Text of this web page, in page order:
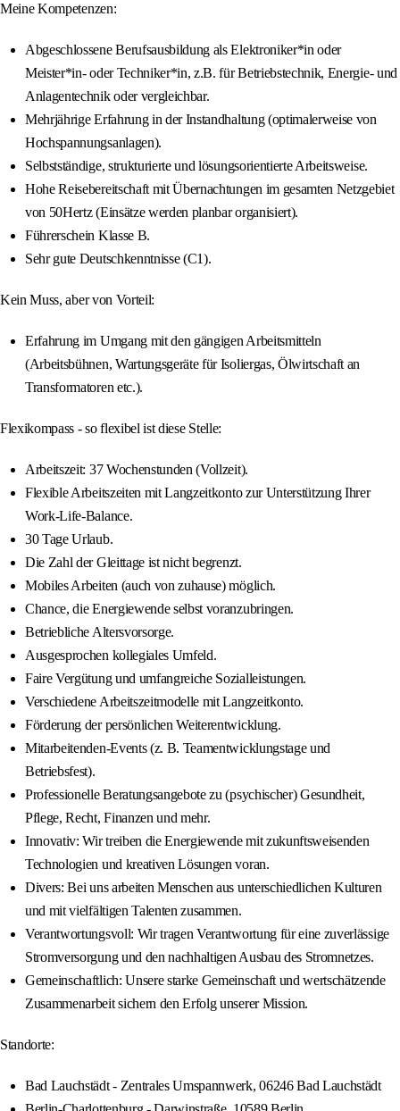
Meine Kompetenzen:
Abgeschlossene Berufsausbildung als Elektroniker*in oder
Meister*in- oder Techniker*in, z.B. für Betriebstechnik, Energie- und
Anlagentechnik oder vergleichbar.
Mehrjährige Erfahrung in der Instandhaltung (optimalerweise von
Hochspannungsanlagen).
Selbstständige, strukturierte und lösungsorientierte Arbeitsweise.
Hohe Reisebereitschaft mit Übernachtungen im gesamten Netzgebiet
von 50Hertz (Einsätze werden planbar organisiert).
Führerschein Klasse B.
Sehr gute Deutschkenntnisse (C1).
Kein Muss, aber von Vorteil:
Erfahrung im Umgang mit den gängigen Arbeitsmitteln
(Arbeitsbühnen, Wartungsgeräte für Isoliergas, Ölwirtschaft an
Transformatoren etc.).
Flexikompass - so flexibel ist diese Stelle:
Arbeitszeit: 37 Wochenstunden (Vollzeit).
Flexible Arbeitszeiten mit Langzeitkonto zur Unterstützung Ihrer
Work-Life-Balance.
30 Tage Urlaub.
Die Zahl der Gleittage ist nicht begrenzt.
Mobiles Arbeiten (auch von zuhause) möglich.
Chance, die Energiewende selbst voranzubringen.
Betriebliche Altersvorsorge.
Ausgesprochen kollegiales Umfeld.
Faire Vergütung und umfangreiche Sozialleistungen.
Verschiedene Arbeitszeitmodelle mit Langzeitkonto.
Förderung der persönlichen Weiterentwicklung.
Mitarbeitenden-Events (z. B. Teamentwicklungstage und
Betriebsfest).
Professionelle Beratungsangebote zu (psychischer) Gesundheit,
Pflege, Recht, Finanzen und mehr.
Innovativ: Wir treiben die Energiewende mit zukunftsweisenden
Technologien und kreativen Lösungen voran.
Divers: Bei uns arbeiten Menschen aus unterschiedlichen Kulturen
und mit vielfältigen Talenten zusammen.
Verantwortungsvoll: Wir tragen Verantwortung für eine zuverlässige
Stromversorgung und den nachhaltigen Ausbau des Stromnetzes.
Gemeinschaftlich: Unsere starke Gemeinschaft und wertschätzende
Zusammenarbeit sichern den Erfolg unserer Mission.
Standorte:
Bad Lauchstädt - Zentrales Umspannwerk, 06246 Bad Lauchstädt